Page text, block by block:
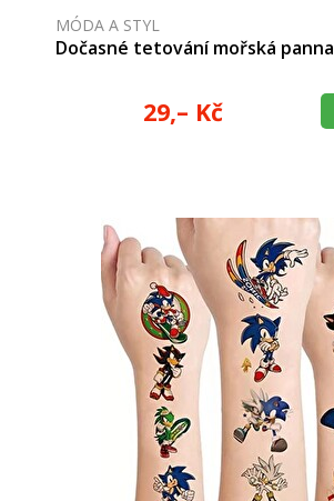
MÓDA A STYL
Dočasné tetování mořská panna
29,– Kč